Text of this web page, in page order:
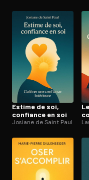
Ouvre l'app
Estime de soi,
confiance en soi
Josiane de Saint Paul